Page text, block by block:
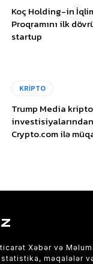
Koç Holding-in
Proqramını ilk
startup
KRİPTO
Trump Media kripto
Crypto.com ilə
Xəbər və
məqalələr